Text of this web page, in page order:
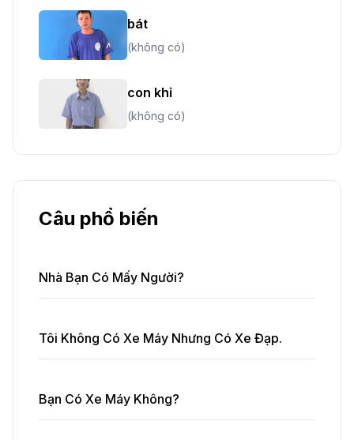
bát
(không có)
con khỉ
(không có)
Câu phổ biến
Nhà Bạn Có Mấy Người?
Tôi Không Có Xe Máy Nhưng Có Xe Đạp.
Bạn Có Xe Máy Không?